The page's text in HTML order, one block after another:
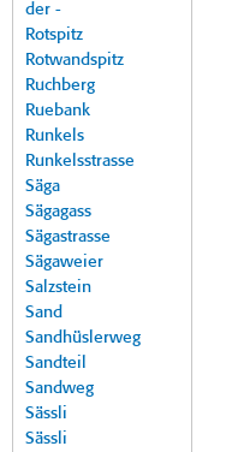
der -
Rotspitz
Rotwandspitz
Ruchberg
Ruebank
Runkels
Runkelsstrasse
Säga
Sägagass
Sägastrasse
Sägaweier
Salzstein
Sand
Sandhüslerweg
Sandteil
Sandweg
Sässli
Sässli